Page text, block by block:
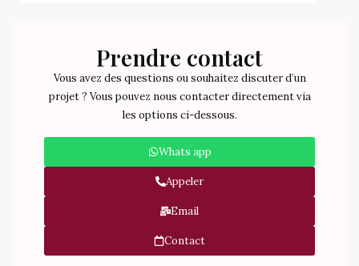
Prendre contact
Vous avez des questions ou souhaitez discuter d’un
projet ? Vous pouvez nous contacter directement via
les options ci-dessous.
Whats app
Appeler
Email
Contact